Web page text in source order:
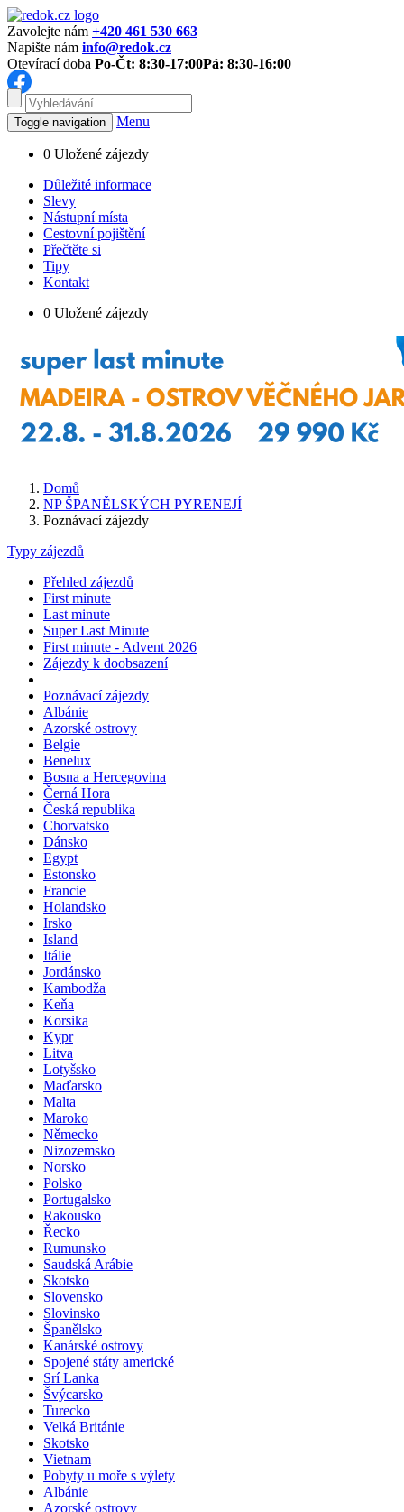
Zavolejte nám +420 461 530 663
Napište nám info@redok.cz
Otevírací doba Po-Čt: 8:30-17:00Pá: 8:30-16:00
Toggle navigation Menu
0 Uložené zájezdy
Důležité informace
Slevy
Nástupní místa
Cestovní pojištění
Přečtěte si
Tipy
Kontakt
0 Uložené zájezdy
Domů
NP ŠPANĚLSKÝCH PYRENEJÍ
Poznávací zájezdy
Typy zájezdů
Přehled zájezdů
First minute
Last minute
Super Last Minute
First minute - Advent 2026
Zájezdy k doobsazení
Poznávací zájezdy
Albánie
Azorské ostrovy
Belgie
Benelux
Bosna a Hercegovina
Černá Hora
Česká republika
Chorvatsko
Dánsko
Egypt
Estonsko
Francie
Holandsko
Irsko
Island
Itálie
Jordánsko
Kambodža
Keňa
Korsika
Kypr
Litva
Lotyšsko
Maďarsko
Malta
Maroko
Německo
Nizozemsko
Norsko
Polsko
Portugalsko
Rakousko
Řecko
Rumunsko
Saudská Arábie
Skotsko
Slovensko
Slovinsko
Španělsko
Kanárské ostrovy
Spojené státy americké
Srí Lanka
Švýcarsko
Turecko
Velká Británie
Skotsko
Vietnam
Pobyty u moře s výlety
Albánie
Azorské ostrovy